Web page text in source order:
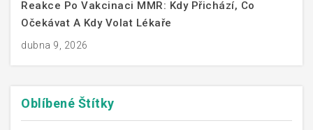
Reakce Po Vakcinaci MMR: Kdy Přichází, Co
Očekávat A Kdy Volat Lékaře
dubna 9, 2026
Oblíbené Štítky